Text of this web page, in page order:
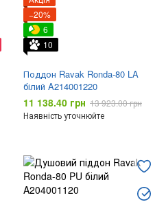
−20%
6
10
Поддон Ravak Ronda-80 LA
білий A214001220
11 138.40 грн 13 923.00 грн
Наявність уточнюйте